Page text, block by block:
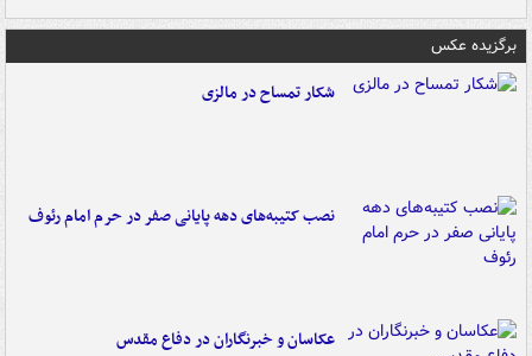
برگزیده عکس
شکار تمساح در مالزی
نصب کتیبه‌های دهه پایانی صفر در حرم امام رئوف
عکاسان و خبرنگاران در دفاع مقدس